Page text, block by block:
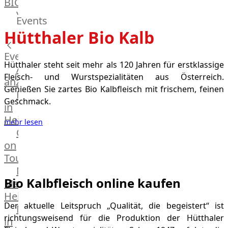
Veggie
Hardware
Küchenhelfer
Grillgeräte
Beefer®
Gasgrills
Big
Green
Egg
Grill
Nesmuk
Berkel
Dry
Aging
Schrank
Bücher
&
Poster
Events
Events
Alle
anzeigen
Fleischkompetenz
in
Heinsberg
OTTO
on
Tour
Männer
Metzger
Heinsberg
Markthalle
in
Hütthaler Bio Kalb
Hütthaler steht seit mehr als 120 Jahren für erstklassige
Fleisch- und Wurstspezialitäten aus Österreich.
Genießen Sie zartes Bio Kalbfleisch mit frischem, feinen
Geschmack.
mehr lesen
Wir können keine Produkte entsprechend dieser
Auswahl finden
Bio Kalbfleisch online kaufen
Der aktuelle Leitspruch „Qualität, die begeistert“ ist
richtungsweisend für die Produktion der Hütthaler